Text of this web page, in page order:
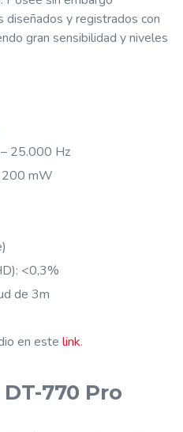
diseñados y registrados con
gran sensibilidad y niveles
25.000 Hz
200 mW
<0,3%
de 3m
en este link.
770 Pro